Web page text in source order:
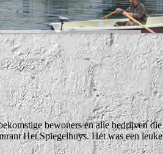
bewoners en alle bedrijven die
Het Spiegelhuys. Het was een leuke